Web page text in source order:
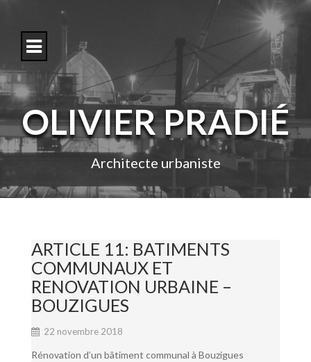
o
c
n
e
OLIVIER PRADIÉ
Architecte urbaniste
ARTICLE 11: BATIMENTS
COMMUNAUX ET
RENOVATION URBAINE –
BOUZIGUES
22 novembre 2018
Rénovation d’un bâtiment communal à Bouzigues